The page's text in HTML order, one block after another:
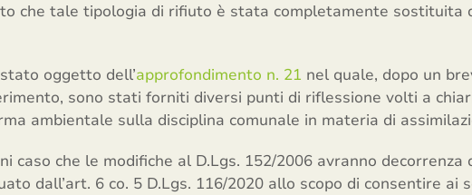
che tale tipologia di rifiuto è stata completamente sostituita
oggetto dell’approfondimento n. 21 nel quale, dopo un
sono stati forniti diversi punti di riflessione volti a
ambientale sulla disciplina comunale in materia di
caso che le modifiche al D.Lgs. 152/2006 avranno decorrenza
dall’art. 6 co. 5 D.Lgs. 116/2020 allo scopo di consentire